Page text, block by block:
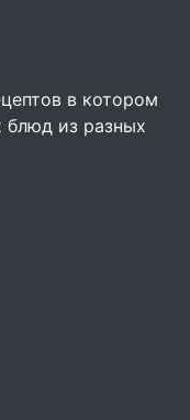
в котором
блюд из разных